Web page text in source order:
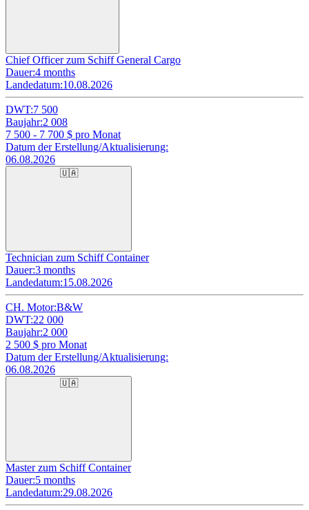
Chief Officer zum Schiff General Cargo
Dauer:4 months
Landedatum:10.08.2026
DWT:7 500
Baujahr:2 008
7 500 - 7 700 $ pro Monat
Datum der Erstellung/Aktualisierung:
06.08.2026
🇺🇦
Technician zum Schiff Container
Dauer:3 months
Landedatum:15.08.2026
CH. Motor:B&W
DWT:22 000
Baujahr:2 000
2 500 $ pro Monat
Datum der Erstellung/Aktualisierung:
06.08.2026
🇺🇦
Master zum Schiff Container
Dauer:5 months
Landedatum:29.08.2026